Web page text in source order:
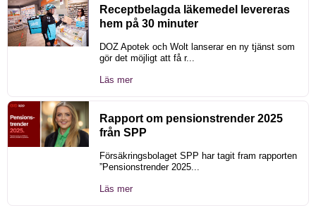
Receptbelagda läkemedel levereras
hem på 30 minuter
DOZ Apotek och Wolt lanserar en ny tjänst som
gör det möjligt att få r...
Läs mer
Rapport om pensionstrender 2025
från SPP
Försäkringsbolaget SPP har tagit fram rapporten
”Pensionstrender 2025...
Läs mer